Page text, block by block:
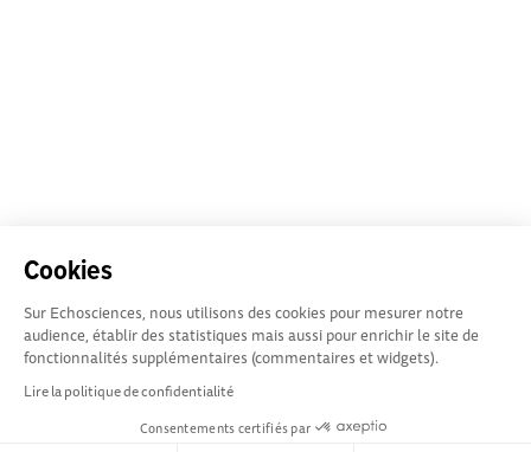
Cookies
Sur Echosciences, nous utilisons des cookies pour mesurer notre
audience, établir des statistiques mais aussi pour enrichir le site de
fonctionnalités supplémentaires (commentaires et widgets).
Lire la politique de confidentialité
Consentements certifiés par